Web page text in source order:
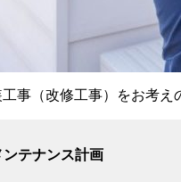
事（改修工事）をお考
テナンス計画